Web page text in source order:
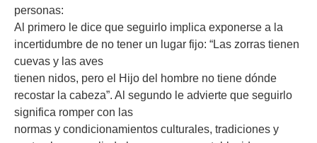
personas:
Al primero le dice que seguirlo implica exponerse a la
incertidumbre de no tener un lugar fijo: “Las zorras tienen
cuevas y las aves
tienen nidos, pero el Hijo del hombre no tiene dónde
recostar la cabeza”. Al segundo le advierte que seguirlo
significa romper con las
normas y condicionamientos culturales, tradiciones y